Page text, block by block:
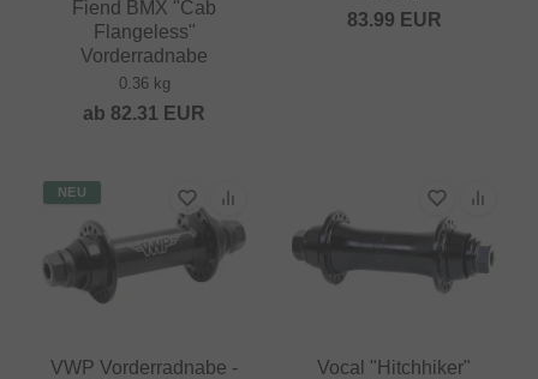
Fiend BMX "Cab
Flangeless"
Vorderradnabe
0.36 kg
ab 82.31 EUR
83.99 EUR
NEU
VWP Vorderradnabe -
Vocal "Hitchhiker"